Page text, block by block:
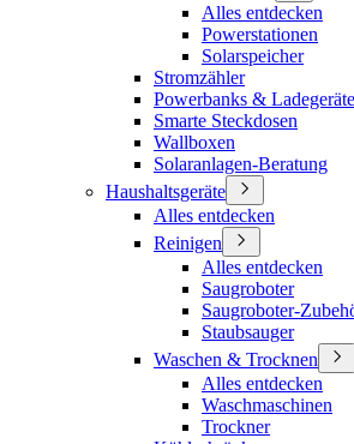
Alles entdecken
Powerstationen
Solarspeicher
Stromzähler
Powerbanks & Ladegeräte
Smarte Steckdosen
Wallboxen
Solaranlagen-Beratung
Haushaltsgeräte
Alles entdecken
Reinigen
Alles entdecken
Saugroboter
Saugroboter-
Staubsauger
Waschen & Trocknen
Alles entdecken
Waschmaschinen
Trockner